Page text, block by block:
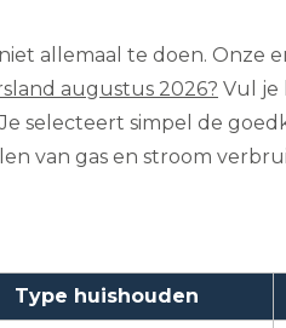
allemaal te doen. Onze
augustus 2026? Vul je
selecteert simpel de
van gas en stroom
Type huishouden